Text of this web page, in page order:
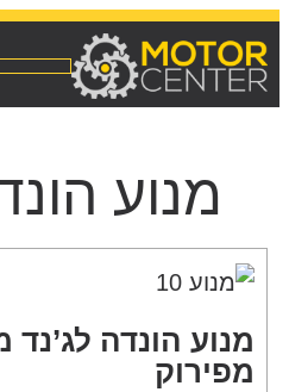
מנוע
מנוע הונדה לג’נד
מפירוק